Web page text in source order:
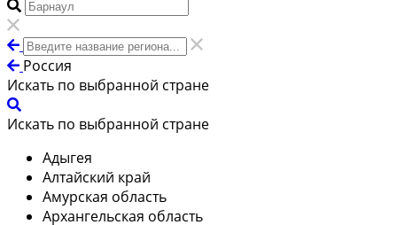
Россия
Искать по выбранной стране
Искать по выбранной стране
Адыгея
Алтайский край
Амурская область
Архангельская область